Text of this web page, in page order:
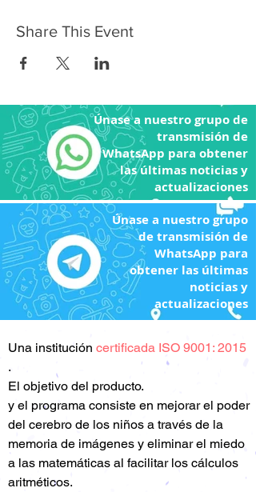
Share This Event
Únase a nuestro grupo de
transmisión de
WhatsApp para obtener
las últimas noticias y
actualizaciones
Únase a nuestro grupo
de transmisión de
WhatsApp para
obtener las últimas
noticias y
actualizaciones
Una institución certificada ISO 9001: 2015
.
El objetivo del producto.
y el programa consiste en mejorar el poder
del cerebro de los niños a través de la
memoria de imágenes y eliminar el miedo
a las matemáticas al facilitar los cálculos
aritméticos.